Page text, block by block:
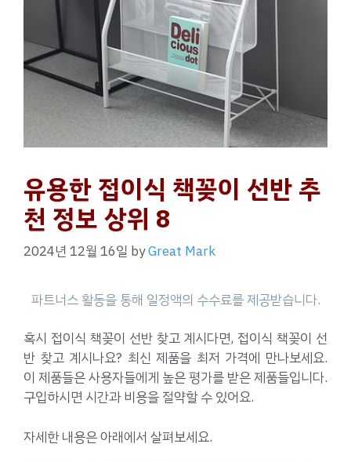
유용한 접이식 책꽂이 선반 추
천 정보 상위 8
2024년 12월 16일 byGreat Mark
혹시 접이식 책꽂이 선반 찾고 계시다면, 접이식 책꽂이 선
반 찾고 계시나요? 최신 제품을 최저 가격에 만나보세요.
이 제품들은 사용자들에게 높은 평가를 받은 제품들입니다.
구입하시면 시간과 비용을 절약할 수 있어요.
자세한 내용은 아래에서 살펴보세요.